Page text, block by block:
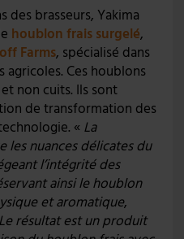
des brasseurs, Yakima
houblon frais surgelé,
Farms, spécialisé dans
Ces houblons
non cuits. Ils sont
de transformation des
« La
les nuances délicates du
l’intégrité des
ainsi le houblon
et aromatique,
Le résultat est un produit